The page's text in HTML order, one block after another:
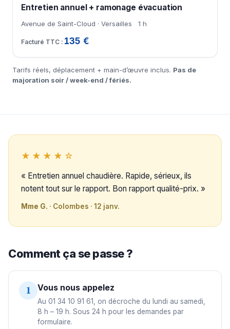
Entretien annuel + ramonage évacuation
Avenue de Saint-Cloud · Versailles 1 h
135 €
Tarifs réels, déplacement + main-d’œuvre inclus. Pas de
majoration soir / week-end / fériés.
★★★★☆
« Entretien annuel chaudière. Rapide, sérieux, ils
notent tout sur le rapport. Bon rapport qualité-prix. »
Mme G. · Colombes · 12 janv.
Comment ça se passe ?
1 Vous nous appelez
Au 01 34 10 91 61, on décroche du lundi au samedi,
8 h – 19 h. Sous 24 h pour les demandes par
formulaire.